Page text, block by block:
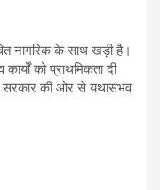
नागरिक के साथ खड़ी है।
को प्राथमिकता दी
सरकार की ओर से यथासंभव